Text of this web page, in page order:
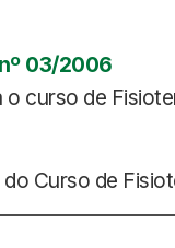
03/2006
curso de
Curso de